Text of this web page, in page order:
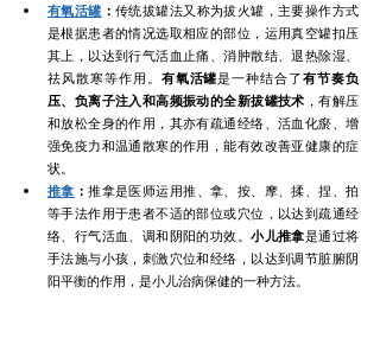
有氧活罐 ：传统拔罐法又称为拔火罐，主要操作方式
是根据患者的情况选取相应的部位，运用真空罐扣压
其上，以达到行气活血止痛、消肿散结、退热除湿、
祛风散寒等作用。 有氧活罐是一种结合了有节奏负
压、负离子注入和高频振动的全新拔罐技术 ，有解压
和放松全身的作用，其亦有疏通经络、活血化瘀、增
强免疫力和温通散寒的作用，能有效改善亚健康的症
状。
推拿 ：推拿是医师运用推、拿、按、摩、揉、捏、拍
等手法作用于患者不适的部位或穴位，以达到疏通经
络、行气活血、调和阴阳的功效。小儿推拿是通过将
手法施与小孩，刺激穴位和经络，以达到调节脏腑阴
阳平衡的作用，是小儿治病保健的一种方法。